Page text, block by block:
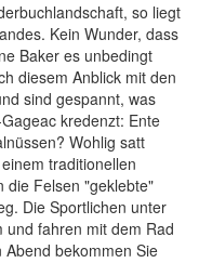
so liegt
Kein Wunder, dass
Baker es unbedingt
diesem Anblick mit den
sind gespannt, was
kredenzt: Ente
Wohlig satt
traditionellen
die Felsen "geklebte"
Die Sportlichen unter
und fahren mit dem Rad
bekommen Sie